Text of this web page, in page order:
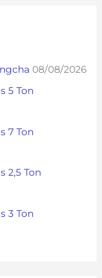
08/08/2026
5 Ton
7 Ton
2,5 Ton
3 Ton